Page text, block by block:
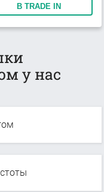
В TRADE IN
у нас